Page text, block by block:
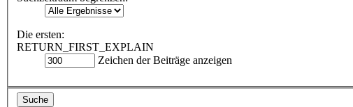
Die ersten:
RETURN_FIRST_EXPLAIN
Zeichen der Beiträge anzeigen